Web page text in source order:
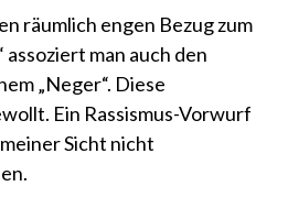
räumlich engen Bezug zum
man auch den
„Neger“. Diese
Ein Rassismus-Vorwurf
Sicht nicht